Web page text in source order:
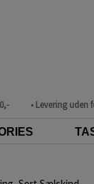
• Levering uden